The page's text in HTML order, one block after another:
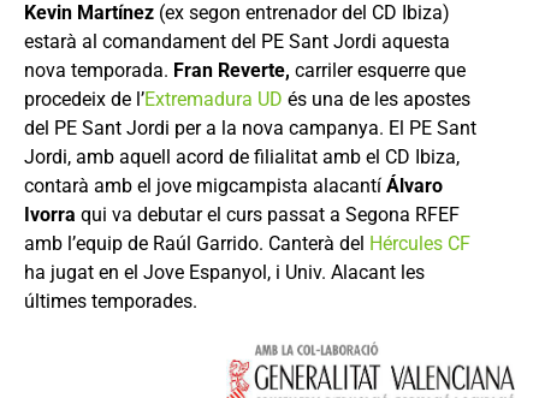
Kevin Martínez (ex segon entrenador del CD Ibiza)
estarà al comandament del PE Sant Jordi aquesta
nova temporada. Fran Reverte, carriler esquerre que
procedeix de l’Extremadura UD és una de les apostes
del PE Sant Jordi per a la nova campanya. El PE Sant
Jordi, amb aquell acord de filialitat amb el CD Ibiza,
contarà amb el jove migcampista alacantí Álvaro
Ivorra qui va debutar el curs passat a Segona RFEF
amb l’equip de Raúl Garrido. Canterà del Hércules CF
ha jugat en el Jove Espanyol, i Univ. Alacant les
últimes temporades.